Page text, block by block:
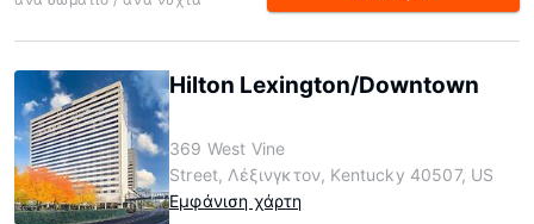
Hilton Lexington/Downtown
369 West Vine
Street, Λέξινγκτον, Kentucky 40507, US
Εμφάνιση χάρτη